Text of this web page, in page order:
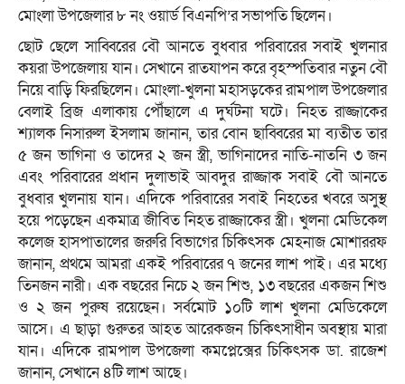
মোংলা উপজেলার ৮ নং ওয়ার্ড বিএনপি’র সভাপতি ছিলেন।
ছোট ছেলে সাব্বিরের বৌ আনতে বুধবার পরিবারের সবাই খুলনার
কয়রা উপজেলায় যান। সেখানে রাতযাপন করে বৃহস্পতিবার নতুন বৌ
নিয়ে বাড়ি ফিরছিলেন। মোংলা-খুলনা মহাসড়কের রামপাল উপজেলার
বেলাই ব্রিজ এলাকায় পৌঁছালে এ দুর্ঘটনা ঘটে। নিহত রাজ্জাকের
শ্যালক নিসারুল ইসলাম জানান, তার বোন ছাব্বিরের মা ব্যতীত তার
৫ জন ভাগিনা ও তাদের ২ জন স্ত্রী, ভাগিনাদের নাতি-নাতনি ৩ জন
এবং পরিবারের প্রধান দুলাভাই আবদুর রাজ্জাক সবাই বৌ আনতে
বুধবার খুলনায় যান। এদিকে পরিবারের সবাই নিহতের খবরে অসুস্থ
হয়ে পড়েছেন একমাত্র জীবিত নিহত রাজ্জাকের স্ত্রী। খুলনা মেডিকেল
কলেজ হাসপাতালের জরুরি বিভাগের চিকিৎসক মেহনাজ মোশাররফ
জানান, প্রথমে আমরা একই পরিবারের ৭ জনের লাশ পাই। এর মধ্যে
তিনজন নারী। এক বছরের নিচে ২ জন শিশু, ১৩ বছরের একজন শিশু
ও ২ জন পুরুষ রয়েছেন। সর্বমোট ১০টি লাশ খুলনা মেডিকেলে
আসে। এ ছাড়া গুরুতর আহত আরেকজন চিকিৎসাধীন অবস্থায় মারা
যান। এদিকে রামপাল উপজেলা কমপ্লেক্সের চিকিৎসক ডা. রাজেশ
জানান, সেখানে ৪টি লাশ আছে।